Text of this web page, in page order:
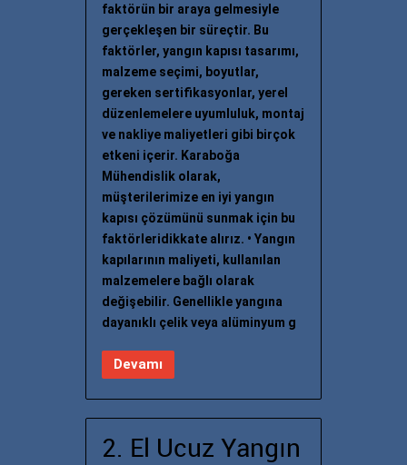
faktörün bir araya gelmesiyle
gerçekleşen bir süreçtir. Bu
faktörler, yangın kapısı tasarımı,
malzeme seçimi, boyutlar,
gereken sertifikasyonlar, yerel
düzenlemelere uyumluluk, montaj
ve nakliye maliyetleri gibi birçok
etkeni içerir. Karaboğa
Mühendislik olarak,
müşterilerimize en iyi yangın
kapısı çözümünü sunmak için bu
faktörleridikkate alırız. • Yangın
kapılarının maliyeti, kullanılan
malzemelere bağlı olarak
değişebilir. Genellikle yangına
dayanıklı çelik veya alüminyum g
Devamı
2. El Ucuz Yangın